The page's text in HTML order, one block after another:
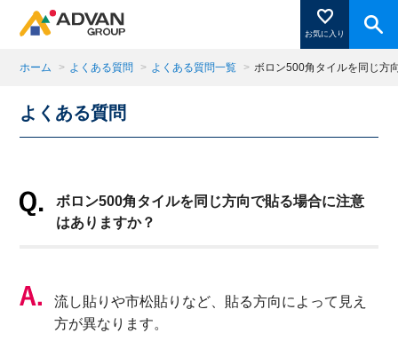
お気に入り
商品ページにある「お気に入り登録」を押すと登録した
商品がここに表示されます。
ホーム > よくある質問 > よくある質問一覧 > ボロン500角タイルを同じ方
よくある質問
ボロン500角タイルを同じ方向で貼る場合に注意
はありますか？
流し貼りや市松貼りなど、貼る方向によって見え
方が異なります。